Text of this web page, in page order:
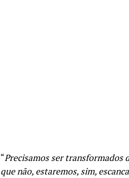
“Precisamos ser transformados
que não, estaremos, sim,